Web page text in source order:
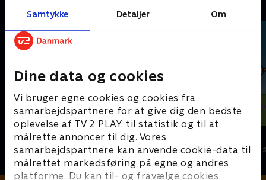
Samtykke Detaljer Om
Dine data og cookies
Vi bruger egne cookies og cookies fra
samarbejdspartnere for at give dig den bedste
oplevelse af TV 2 PLAY, til statistik og til at
målrette annoncer til dig. Vores
samarbejdspartnere kan anvende cookie-data til
målrettet markedsføring på egne og andres
platforme. Du kan til- og fravælge cookies
Plonsters
Børneserier • 2 sæsoner Børneserier • 1